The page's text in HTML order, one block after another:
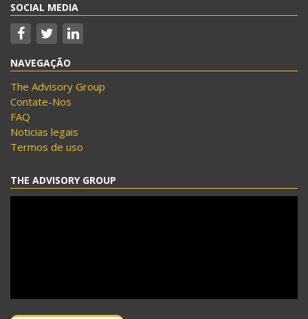
SOCIAL MEDIA
NAVEGAÇÃO
The Advisory Group
Contate-Nos
FAQ
Noticias legais
Termos de uso
THE ADVISORY GROUP